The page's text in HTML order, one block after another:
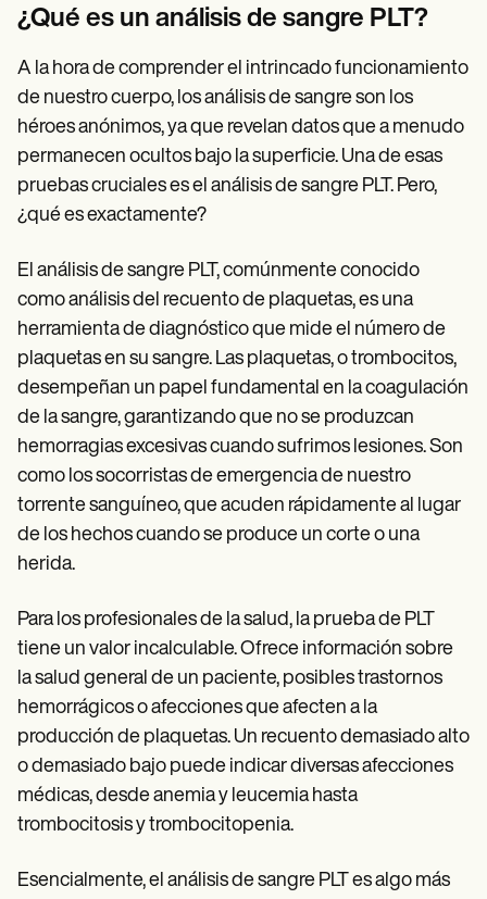
Help Center
Training Hub
Webinars
Switch to Carepatron
Become a Partner
Pricing
Why Carepatron?
Login
Get started
¿Qué es un análisis de sangre PLT?
A la hora de comprender el intrincado funcionamiento
de nuestro cuerpo, los análisis de sangre son los
héroes anónimos, ya que revelan datos que a menudo
permanecen ocultos bajo la superficie. Una de esas
pruebas cruciales es el análisis de sangre PLT. Pero,
¿qué es exactamente?
El análisis de sangre PLT, comúnmente conocido
como análisis del recuento de plaquetas, es una
herramienta de diagnóstico que mide el número de
plaquetas en su sangre. Las plaquetas, o trombocitos,
desempeñan un papel fundamental en la coagulación
de la sangre, garantizando que no se produzcan
hemorragias excesivas cuando sufrimos lesiones. Son
como los socorristas de emergencia de nuestro
torrente sanguíneo, que acuden rápidamente al lugar
de los hechos cuando se produce un corte o una
herida.
Para los profesionales de la salud, la prueba de PLT
tiene un valor incalculable. Ofrece información sobre
la salud general de un paciente, posibles trastornos
hemorrágicos o afecciones que afecten a la
producción de plaquetas. Un recuento demasiado alto
o demasiado bajo puede indicar diversas afecciones
médicas, desde anemia y leucemia hasta
trombocitosis y trombocitopenia.
Esencialmente, el análisis de sangre PLT es algo más